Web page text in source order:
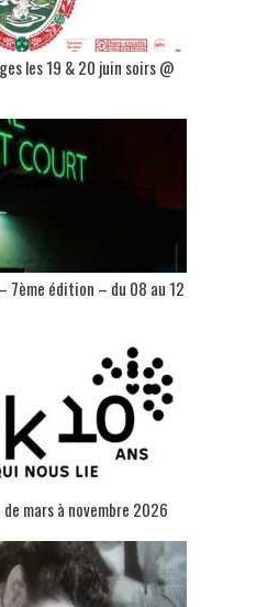
les 19 & 20 juin soirs @
7ème édition – du 08 au 12
mars à novembre 2026